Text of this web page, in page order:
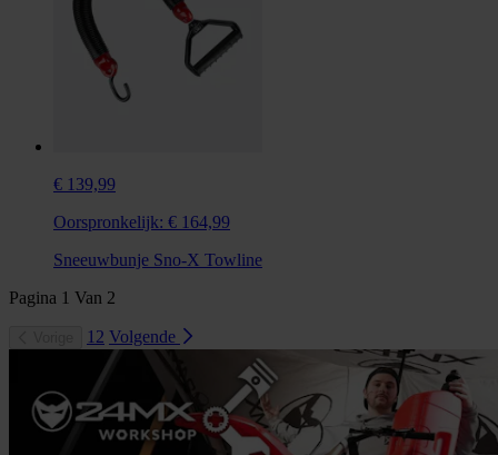
€ 139,99
Oorspronkelijk: € 164,99
Sneeuwbunje Sno-X Towline
Pagina 1 Van 2
12 Volgende